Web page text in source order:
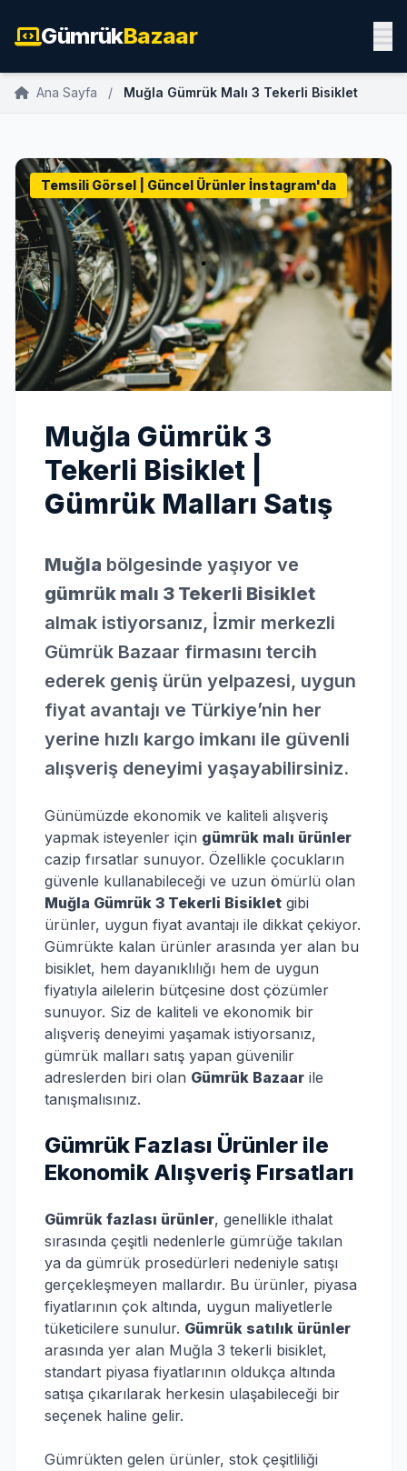
GümrükBazaar
Ana Sayfa / Muğla Gümrük Malı 3 Tekerli Bisiklet
Temsili Görsel | Güncel Ürünler İnstagram'da
Muğla Gümrük 3
Tekerli Bisiklet |
Gümrük Malları Satış
Muğla bölgesinde yaşıyor ve
gümrük malı 3 Tekerli Bisiklet
almak istiyorsanız, İzmir merkezli
Gümrük Bazaar firmasını tercih
ederek geniş ürün yelpazesi, uygun
fiyat avantajı ve Türkiye’nin her
yerine hızlı kargo imkanı ile güvenli
alışveriş deneyimi yaşayabilirsiniz.
Günümüzde ekonomik ve kaliteli alışveriş
yapmak isteyenler için gümrük malı ürünler
cazip fırsatlar sunuyor. Özellikle çocukların
güvenle kullanabileceği ve uzun ömürlü olan
Muğla Gümrük 3 Tekerli Bisiklet gibi
ürünler, uygun fiyat avantajı ile dikkat çekiyor.
Gümrükte kalan ürünler arasında yer alan bu
bisiklet, hem dayanıklılığı hem de uygun
fiyatıyla ailelerin bütçesine dost çözümler
sunuyor. Siz de kaliteli ve ekonomik bir
alışveriş deneyimi yaşamak istiyorsanız,
gümrük malları satış yapan güvenilir
adreslerden biri olan Gümrük Bazaar ile
tanışmalısınız.
Gümrük Fazlası Ürünler ile
Ekonomik Alışveriş Fırsatları
Gümrük fazlası ürünler, genellikle ithalat
sırasında çeşitli nedenlerle gümrüğe takılan
ya da gümrük prosedürleri nedeniyle satışı
gerçekleşmeyen mallardır. Bu ürünler, piyasa
fiyatlarının çok altında, uygun maliyetlerle
tüketicilere sunulur. Gümrük satılık ürünler
arasında yer alan Muğla 3 tekerli bisiklet,
standart piyasa fiyatlarının oldukça altında
satışa çıkarılarak herkesin ulaşabileceği bir
seçenek haline gelir.
Gümrükten gelen ürünler, stok çeşitliliği